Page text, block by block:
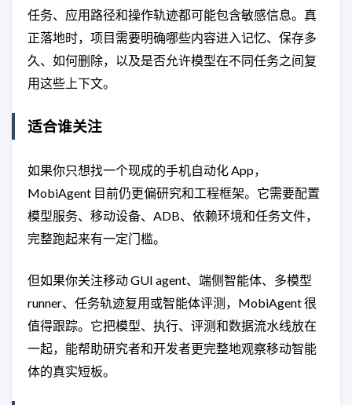
任务、应用路径和操作轨迹都可能包含敏感信息。真
正落地时，项目需要明确哪些内容进入记忆、保存多
久、如何删除，以及是否允许模型在不同任务之间复
用这些上下文。
适合谁关注
如果你只想找一个现成的手机自动化 App，
MobiAgent 目前仍更偏研究和工程框架。它需要配置
模型服务、移动设备、ADB、依赖环境和任务文件，
完整跑起来有一定门槛。
但如果你关注移动 GUI agent、端侧智能体、多模型
runner、任务轨迹复用或智能体评测，MobiAgent 很
值得跟踪。它把模型、执行、评测和数据流水线放在
一起，能帮助研究者和开发者更完整地观察移动智能
体的真实短板。